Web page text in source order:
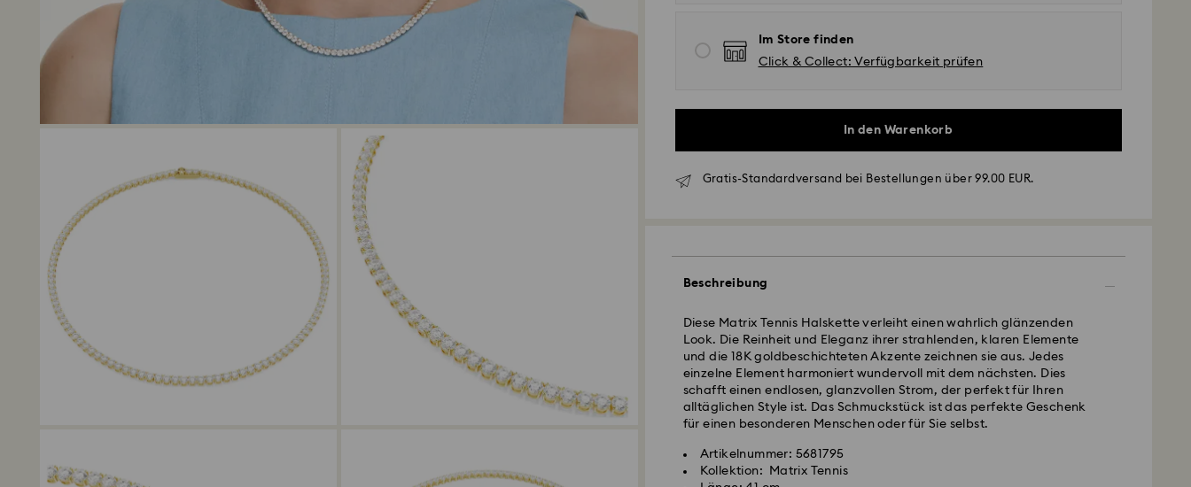
Im Store finden
Click & Collect: Verfügbarkeit prüfen
In den Warenkorb
Gratis-Standardversand bei Bestellungen über 99.00 EUR.
Beschreibung
Diese Matrix Tennis Halskette verleiht einen wahrlich glänzenden
Look. Die Reinheit und Eleganz ihrer strahlenden, klaren Elemente
und die 18K goldbeschichteten Akzente zeichnen sie aus. Jedes
einzelne Element harmoniert wundervoll mit dem nächsten. Dies
schafft einen endlosen, glanzvollen Strom, der perfekt für Ihren
alltäglichen Style ist. Das Schmuckstück ist das perfekte Geschenk
für einen besonderen Menschen oder für Sie selbst.
Artikelnummer: 5681795
Kollektion: Matrix Tennis
Standardversand - GLS
eingehen, werden am gleichen Werktag bearbeitet und versendet.
Lieferzeit bei Standardversand: 2 Werktag nach Bearbeitung und
Versand
Standard Versandkosten: EUR 6.95
Kostenloser Standardversand bei einem Einkauf über: EUR 99
Bestellungen, die montags bis freitags bis spätestens 14:30 Uhr MEZ
eingehen, werden am gleichen Werktag bearbeitet und versendet.
Swarovski Kristall ist ein empfindliches Material, das besondere
Achtsamkeit erfordert und gemäß den folgenden Pflegehinweisen zu